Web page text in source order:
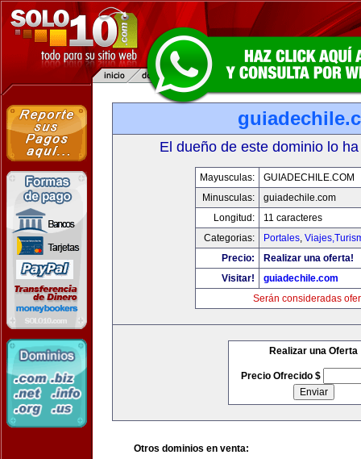
El dueño de este dominio lo
Mayusculas:
GUIADECHILE.COM
Minusculas:
guiadechile.com
Longitud:
11 caracteres
Categorias:
Portales,
Precio:
Realizar una oferta!
Visitar!
guiadechile.com
Serán consideradas
Realizar una Oferta
Precio Ofrecido $
Otros dominios en venta: